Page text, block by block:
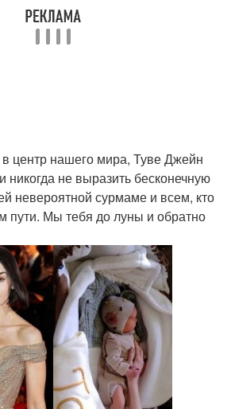
центр нашего мира, Туве Джейн
не выразить бесконечную
невероятной сурмаме и всем, кто
пути. Мы тебя до луны и обратно